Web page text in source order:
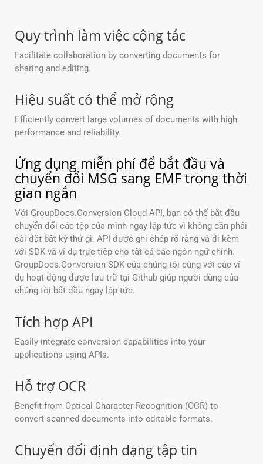
Quy trình làm việc cộng tác
Facilitate collaboration by converting documents for
sharing and editing.
Hiệu suất có thể mở rộng
Efficiently convert large volumes of documents with high
performance and reliability.
Ứng dụng miễn phí để bắt đầu và
chuyển đổi MSG sang EMF trong thời
gian ngắn
Với GroupDocs.Conversion Cloud API, bạn có thể bắt đầu
chuyển đổi các tệp của mình ngay lập tức vì không cần phải
cài đặt bất kỳ thứ gì. API được ghi chép rõ ràng và đi kèm
với SDK và ví dụ trực tiếp cho tất cả các ngôn ngữ chính.
GroupDocs.Conversion SDK của chúng tôi cùng với các ví
dụ hoạt động được lưu trữ tại Github giúp người dùng của
chúng tôi bắt đầu ngay lập tức.
Tích hợp API
Easily integrate conversion capabilities into your
applications using APIs.
Hỗ trợ OCR
Benefit from Optical Character Recognition (OCR) to
convert scanned documents into editable formats.
Chuyển đổi định dạng tập tin